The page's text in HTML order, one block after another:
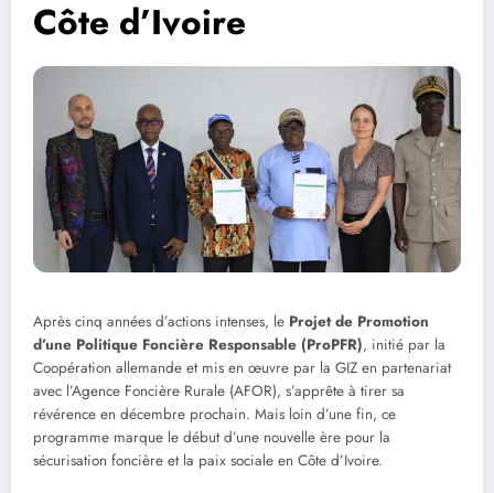
Côte d’Ivoire
Après cinq années d’actions intenses, le Projet de Promotion
d’une Politique Foncière Responsable (ProPFR), initié par la
Coopération allemande et mis en œuvre par la GIZ en partenariat
avec l’Agence Foncière Rurale (AFOR), s’apprête à tirer sa
révérence en décembre prochain. Mais loin d’une fin, ce
programme marque le début d’une nouvelle ère pour la
sécurisation foncière et la paix sociale en Côte d’Ivoire.